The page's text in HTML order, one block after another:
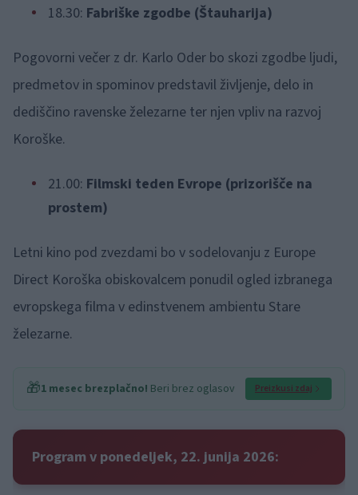
18.30: Fabriške zgodbe (Štauharija)
Pogovorni večer z dr. Karlo Oder bo skozi zgodbe ljudi,
predmetov in spominov predstavil življenje, delo in
dediščino ravenske železarne ter njen vpliv na razvoj
Koroške.
21.00: Filmski teden Evrope (prizorišče na
prostem)
Letni kino pod zvezdami bo v sodelovanju z Europe
Direct Koroška obiskovalcem ponudil ogled izbranega
evropskega filma v edinstvenem ambientu Stare
železarne.
🎁1 mesec brezplačno! Beri brez oglasov Preizkusi zdaj
Program v ponedeljek, 22. junija 2026: